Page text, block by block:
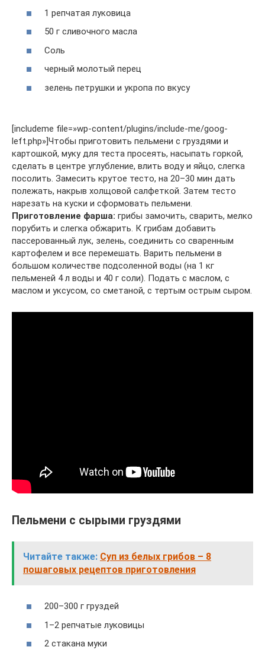
1 репчатая луковица
50 г сливочного масла
Соль
черный молотый перец
зелень петрушки и укропа по вкусу
[includeme file=»wp-content/plugins/include-me/goog-
left.php»]Чтобы приготовить пельмени с груздями и
картошкой, муку для теста просеять, насыпать горкой,
сделать в центре углубление, влить воду и яйцо, слегка
посолить. Замесить крутое тесто, на 20–30 мин дать
полежать, накрыв холщовой салфеткой. Затем тесто
нарезать на куски и сформовать пельмени.
Приготовление фарша: грибы замочить, сварить, мелко
порубить и слегка обжарить. К грибам добавить
пассерованный лук, зелень, соединить со сваренным
картофелем и все перемешать. Варить пельмени в
большом количестве подсоленной воды (на 1 кг
пельменей 4 л воды и 40 г соли). Подать с маслом, с
маслом и уксусом, со сметаной, с тертым острым сыром.
Пельмени с сырыми груздями
Читайте также: Суп из белых грибов – 8
пошаговых рецептов приготовления
200–300 г груздей
1–2 репчатые луковицы
2 стакана муки